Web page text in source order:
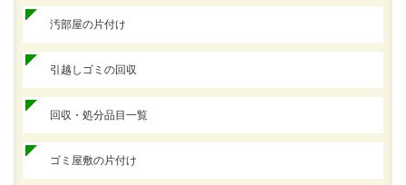
汚部屋の片付け
引越しゴミの回収
回収・処分品目一覧
ゴミ屋敷の片付け